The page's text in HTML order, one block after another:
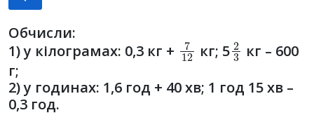
Обчисли:
1) у кілограмах: 0,3 кг +
712
кг; 5
23
кг – 600
г;
2) у годинах: 1,6 год + 40 хв; 1 год 15 хв –
0,3 год.